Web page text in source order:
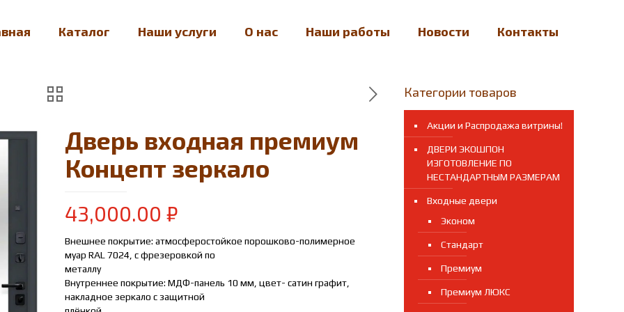
Каталог Наши услуги О нас Наши работы Новости Контакты
Дверь входная премиум
Концепт зеркало
43,000.00₽
Внешнее покрытие: атмосферостойкое порошково-полимерное
муар RAL 7024, с фрезеровкой по
металлу
Внутреннее покрытие: МДФ-панель 10 мм, цвет- сатин графит,
накладное зеркало с защитной
Категории товаров
Акции и Распродажа витрины!
ДВЕРИ ЭКОШПОН
ИЗГОТОВЛЕНИЕ ПО
НЕСТАНДАРТНЫМ РАЗМЕРАМ
Входные двери
Эконом
Стандарт
Премиум
Премиум ЛЮКС